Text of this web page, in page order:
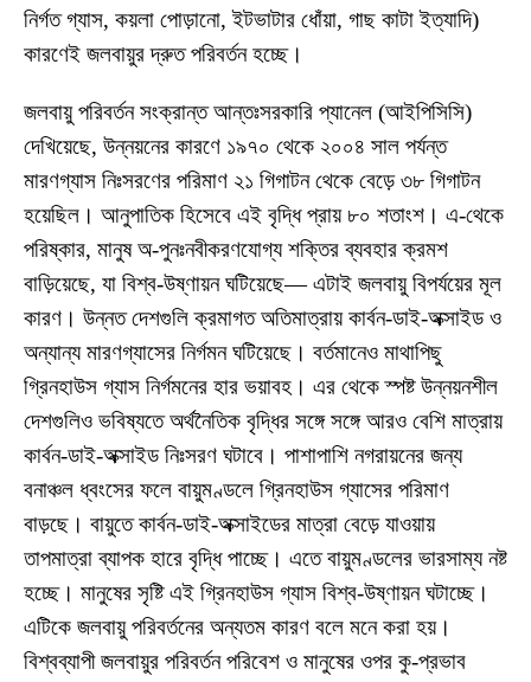
নির্গত গ্যাস, কয়লা পোড়ানো, ইটভাটার ধোঁয়া, গাছ কাটা ইত্যাদি)
কারণেই জলবায়ুর দ্রুত পরিবর্তন হচ্ছে।
জলবায়ু পরিবর্তন সংক্রান্ত আন্তঃসরকারি প্যানেল (আইপিসিসি)
দেখিয়েছে, উন্নয়নের কারণে ১৯৭০ থেকে ২০০৪ সাল পর্যন্ত
মারণগ্যাস নিঃসরণের পরিমাণ ২১ গিগাটন থেকে বেড়ে ৩৮ গিগাটন
হয়েছিল। আনুপাতিক হিসেবে এই বৃদ্ধি প্রায় ৮০ শতাংশ। এ-থেকে
পরিষ্কার, মানুষ অ-পুনঃনবীকরণযোগ্য শক্তির ব্যবহার ক্রমশ
বাড়িয়েছে, যা বিশ্ব-উষ্ণায়ন ঘটিয়েছে— এটাই জলবায়ু বিপর্যয়ের মূল
কারণ। উন্নত দেশগুলি ক্রমাগত অতিমাত্রায় কার্বন-ডাই-অক্সাইড ও
অন্যান্য মারণগ্যাসের নির্গমন ঘটিয়েছে। বর্তমানেও মাথাপিছু
গ্রিনহাউস গ্যাস নির্গমনের হার ভয়াবহ। এর থেকে স্পষ্ট উন্নয়নশীল
দেশগুলিও ভবিষ্যতে অর্থনৈতিক বৃদ্ধির সঙ্গে সঙ্গে আরও বেশি মাত্রায়
কার্বন-ডাই-অক্সাইড নিঃসরণ ঘটাবে। পাশাপাশি নগরায়নের জন্য
বনাঞ্চল ধ্বংসের ফলে বায়ুমণ্ডলে গ্রিনহাউস গ্যাসের পরিমাণ
বাড়ছে। বায়ুতে কার্বন-ডাই-অক্সাইডের মাত্রা বেড়ে যাওয়ায়
তাপমাত্রা ব্যাপক হারে বৃদ্ধি পাচ্ছে। এতে বায়ুমণ্ডলের ভারসাম্য নষ্ট
হচ্ছে। মানুষের সৃষ্টি এই গ্রিনহাউস গ্যাস বিশ্ব-উষ্ণায়ন ঘটাচ্ছে।
এটিকে জলবায়ু পরিবর্তনের অন্যতম কারণ বলে মনে করা হয়।
বিশ্বব্যাপী জলবায়ুর পরিবর্তন পরিবেশ ও মানুষের ওপর কু-প্রভাব